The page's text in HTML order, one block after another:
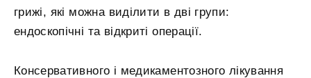
грижі, які можна виділити в дві групи:
ендоскопічні та відкриті операції.
Консервативного і медикаментозного лікування